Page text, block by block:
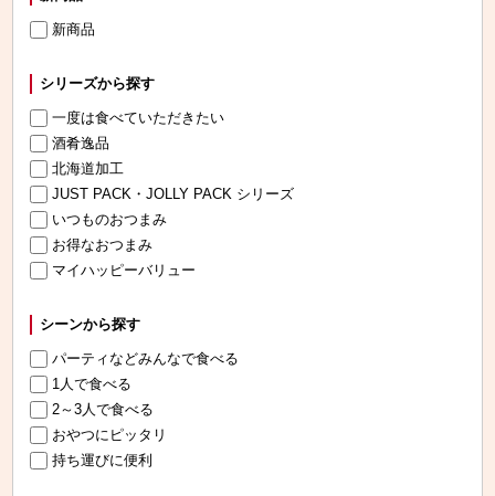
新商品
シリーズから探す
一度は食べていただきたい
酒肴逸品
北海道加工
JUST PACK・JOLLY PACK シリーズ
いつものおつまみ
お得なおつまみ
マイハッピーバリュー
シーンから探す
パーティなどみんなで食べる
1人で食べる
2～3人で食べる
おやつにピッタリ
持ち運びに便利